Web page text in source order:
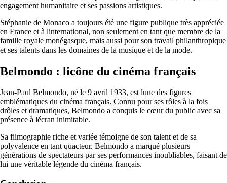
engagement humanitaire et ses passions artistiques.
Stéphanie de Monaco a toujours été une figure publique très appréciée
en France et à linternational, non seulement en tant que membre de la
famille royale monégasque, mais aussi pour son travail philanthropique
et ses talents dans les domaines de la musique et de la mode.
Belmondo : licône du cinéma français
Jean-Paul Belmondo, né le 9 avril 1933, est lune des figures
emblématiques du cinéma français. Connu pour ses rôles à la fois
drôles et dramatiques, Belmondo a conquis le cœur du public avec sa
présence à lécran inimitable.
Sa filmographie riche et variée témoigne de son talent et de sa
polyvalence en tant quacteur. Belmondo a marqué plusieurs
générations de spectateurs par ses performances inoubliables, faisant de
lui une véritable légende du cinéma français.